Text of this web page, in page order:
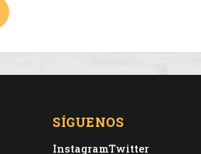
SÍGUENOS
InstagramTwitter